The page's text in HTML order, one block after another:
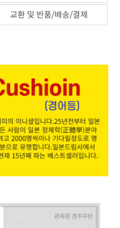
교환 및 반품/배송/결제